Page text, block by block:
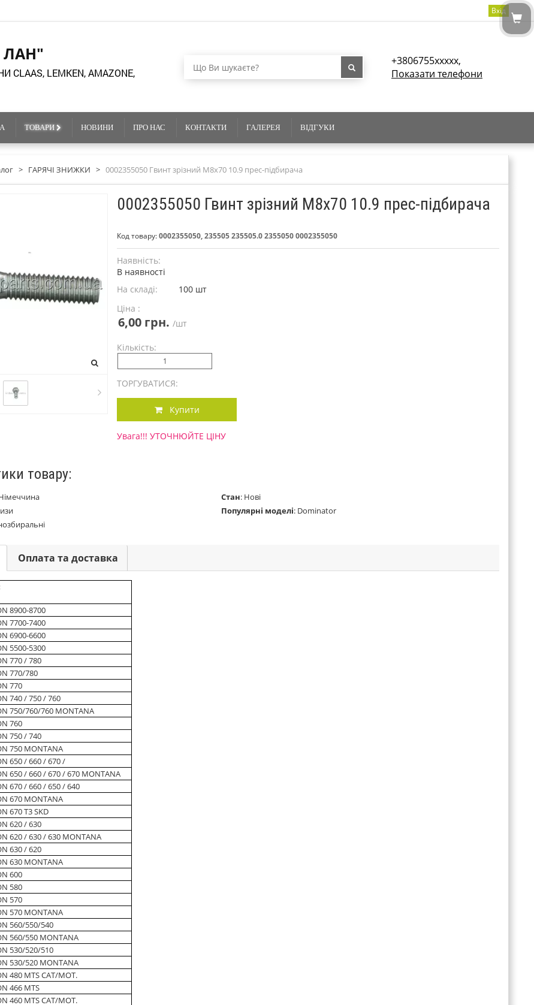
Вхід
ЛАН"
LEMKEN, AMAZONE,
+3806755xxxxx,
Показати телефони
ТОВАРИ НОВИНИ ПРО НАС КОНТАКТИ ГАЛЕРЕЯ ВІДГУКИ
> ГАРЯЧІ ЗНИЖКИ > 0002355050 Гвинт зрізний M8x70 10.9 прес-підбирача
0002355050 Гвинт зрізний M8x70 10.9 прес-підбирача
Код товару:0002355050, 235505 235505.0 2355050 0002355050
Наявність:
В наявності
На складі:
100 шт
Ціна :
6,00 грн. /шт
Кількість:
ТОРГУВАТИСЯ:
Купити
Увага!!! УТОЧНЮЙТЕ ЦІНУ
товару:
Стан: Нові
Популярні моделі: Dominator
Оплата та доставка
8900-8700
7700-7400
6900-6600
5500-5300
770 / 780
770/780
770
740 / 750 / 760
750/760/760 MONTANA
760
750 / 740
750 MONTANA
650 / 660 / 670 /
650 / 660 / 670 / 670 MONTANA
670 / 660 / 650 / 640
670 MONTANA
670 T3 SKD
620 / 630
620 / 630 / 630 MONTANA
630 / 620
630 MONTANA
600
580
570
570 MONTANA
560/550/540
560/550 MONTANA
530/520/510
530/520 MONTANA
480 MTS CAT/MOT.
466 MTS
460 MTS CAT/MOT.